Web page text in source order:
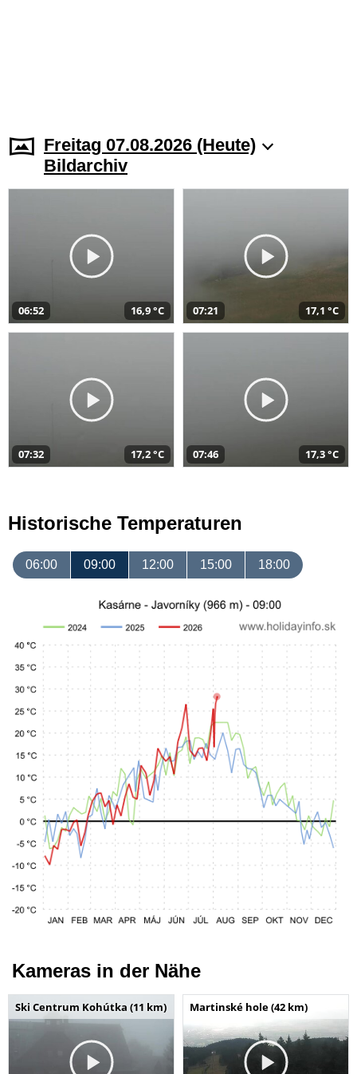
Freitag 07.08.2026 (Heute)
Bildarchiv
06:52 16,9 °C 07:21 17,1 °C
07:32 17,2 °C 07:46 17,3 °C
Historische Temperaturen
06:00 09:00 12:00 15:00 18:00
Kameras in der Nähe
Ski Centrum Kohútka (11 km) Martinské hole (42 km)